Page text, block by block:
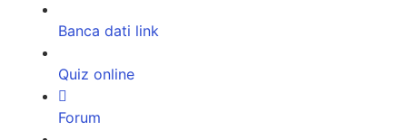
Banca dati link
Quiz online
Forum